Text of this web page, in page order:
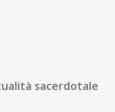
sacerdotale